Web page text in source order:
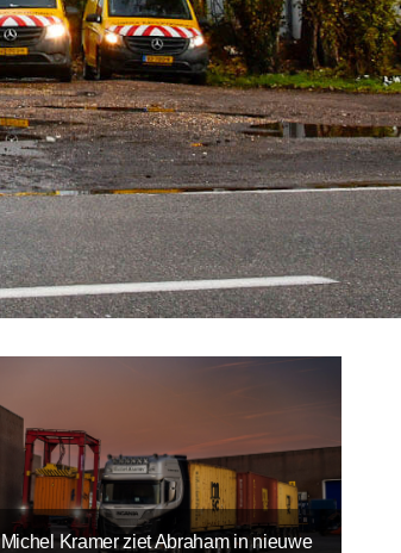
Michel Kramer ziet Abraham in nieuwe